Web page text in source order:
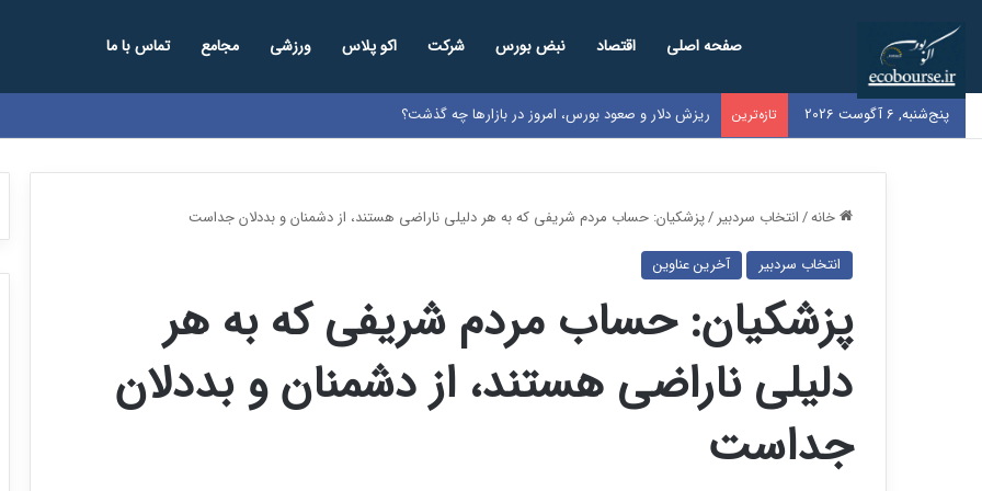
صفحه اصلی اقتصاد نبض بورس شرکت اکو پلاس ورزشی مجامع تماس با ما
پنج‌شنبه, 6 آگوست 2026 تازه‌ترین ریزش دلار و صعود بورس، امروز در بازارها چه گذشت؟
خانه/انتخاب سردبیر /پزشکیان: حساب مردم شریفی که به هر دلیلی ناراضی هستند، از دشمنان و بددلان جداست
انتخاب سردبیر آخرین عناوین
پزشکیان: حساب مردم شریفی که به هر
دلیلی ناراضی هستند، از دشمنان و بددلان
جداست